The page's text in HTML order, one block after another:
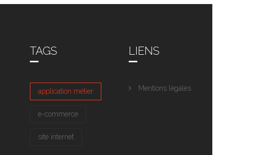
TAGS
application métier
e-commerce
site internet
LIENS
Mentions légales